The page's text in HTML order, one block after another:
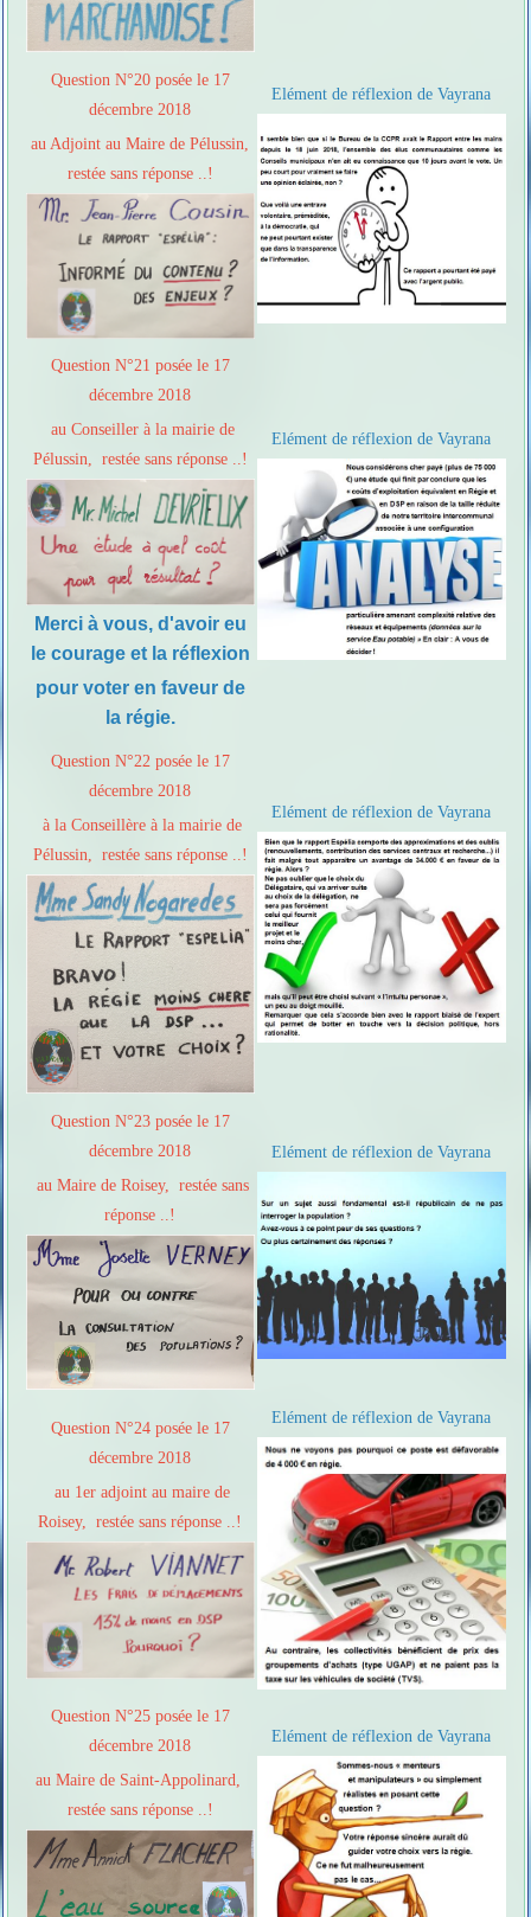
Question N°20 posée le 17
décembre 2018
au Adjoint au Maire de Pélussin,
restée sans réponse ..!
Elément de réflexion de Vayrana
Question N°21 posée le 17
décembre 2018
au Conseiller à la mairie de
Pélussin, restée sans réponse ..!
Merci à vous, d'avoir eu
le courage et la réflexion
pour voter en faveur de
la régie.
Elément de réflexion de Vayrana
Question N°22 posée le 17
décembre 2018
à la Conseillère à la mairie de
Pélussin, restée sans réponse ..!
Elément de réflexion de Vayrana
Question N°23 posée le 17
décembre 2018
au Maire de Roisey, restée sans
réponse ..!
Elément de réflexion de Vayrana
Question N°24 posée le 17
décembre 2018
au 1er adjoint au maire de
Roisey, restée sans réponse ..!
Elément de réflexion de Vayrana
Question N°25 posée le 17
décembre 2018
au Maire de Saint-Appolinard,
restée sans réponse ..!
Elément de réflexion de Vayrana